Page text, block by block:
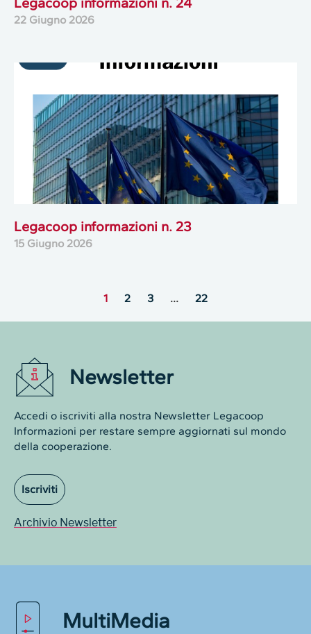
22 Giugno 2026
Legacoop informazioni n. 23
15 Giugno 2026
1 2 3 … 22
Newsletter
Accedi o iscriviti alla nostra Newsletter Legacoop
Informazioni per restare sempre aggiornati sul mondo
della cooperazione.
Iscriviti
Archivio Newsletter
MultiMedia